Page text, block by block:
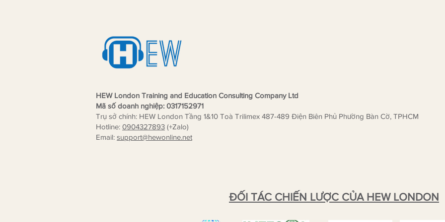
HEW London Training and Education Consulting Company Ltd
Mã số doanh nghiệp: 0317152971
Trụ sở chính: HEW London Tầng 1&10 Toà Trilimex 487-489 Điện Biên Phủ Phường Bàn Cờ, TPHCM
Hotline: 0904327893 (+Zalo)
Email: support@hewonline.net
ĐỐI TÁC CHIẾN LƯỢC CỦA HEW LONDON